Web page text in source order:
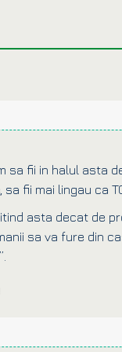
sa fii in halul asta
fii mai lingau ca
asta decat de
sa va fure din